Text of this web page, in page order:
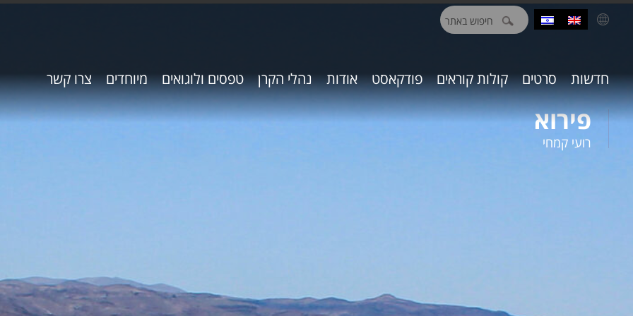
חיפוש:
חדשות סרטים קולות קוראים פודקאסט אודות נהלי הקרן טפסים ולוגואים מיוחדים צרו קשר
פירוא
רועי קמחי